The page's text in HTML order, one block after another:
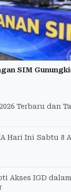
SIM
Terbaru dan
Hari Ini Sabtu 8
Akses IGD